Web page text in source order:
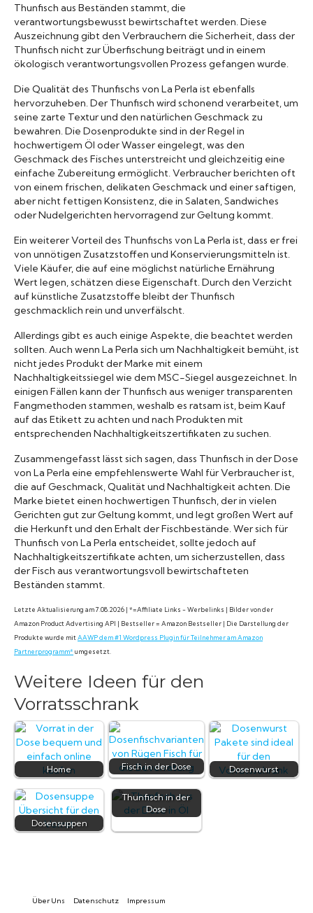
Thunfisch aus Beständen stammt, die
verantwortungsbewusst bewirtschaftet werden. Diese
Auszeichnung gibt den Verbrauchern die Sicherheit, dass der
Thunfisch nicht zur Überfischung beiträgt und in einem
ökologisch verantwortungsvollen Prozess gefangen wurde.
Die Qualität des Thunfischs von La Perla ist ebenfalls
hervorzuheben. Der Thunfisch wird schonend verarbeitet, um
seine zarte Textur und den natürlichen Geschmack zu
bewahren. Die Dosenprodukte sind in der Regel in
hochwertigem Öl oder Wasser eingelegt, was den
Geschmack des Fisches unterstreicht und gleichzeitig eine
einfache Zubereitung ermöglicht. Verbraucher berichten oft
von einem frischen, delikaten Geschmack und einer saftigen,
aber nicht fettigen Konsistenz, die in Salaten, Sandwiches
oder Nudelgerichten hervorragend zur Geltung kommt.
Ein weiterer Vorteil des Thunfischs von La Perla ist, dass er frei
von unnötigen Zusatzstoffen und Konservierungsmitteln ist.
Viele Käufer, die auf eine möglichst natürliche Ernährung
Wert legen, schätzen diese Eigenschaft. Durch den Verzicht
auf künstliche Zusatzstoffe bleibt der Thunfisch
geschmacklich rein und unverfälscht.
Allerdings gibt es auch einige Aspekte, die beachtet werden
sollten. Auch wenn La Perla sich um Nachhaltigkeit bemüht, ist
nicht jedes Produkt der Marke mit einem
Nachhaltigkeitssiegel wie dem MSC-Siegel ausgezeichnet. In
einigen Fällen kann der Thunfisch aus weniger transparenten
Fangmethoden stammen, weshalb es ratsam ist, beim Kauf
auf das Etikett zu achten und nach Produkten mit
entsprechenden Nachhaltigkeitszertifikaten zu suchen.
Zusammengefasst lässt sich sagen, dass Thunfisch in der Dose
von La Perla eine empfehlenswerte Wahl für Verbraucher ist,
die auf Geschmack, Qualität und Nachhaltigkeit achten. Die
Marke bietet einen hochwertigen Thunfisch, der in vielen
Gerichten gut zur Geltung kommt, und legt großen Wert auf
die Herkunft und den Erhalt der Fischbestände. Wer sich für
Thunfisch von La Perla entscheidet, sollte jedoch auf
Nachhaltigkeitszertifikate achten, um sicherzustellen, dass
der Fisch aus verantwortungsvoll bewirtschafteten
Beständen stammt.
Letzte Aktualisierung am 7.08.2026 | *=Affiliate Links - Werbelinks | Bilder von der
Amazon Product Advertising API | Bestseller = Amazon Bestseller | Die Darstellung der
Produkte wurde mitAAWP dem #1 Wordpress Plugin für Teilnehmer am Amazon
Partnerprogramm*umgesetzt.
Weitere Ideen für den
Vorratsschrank
Home Fisch in der Dose Dosenwurst
Dosensuppen
Thunfisch in der
Dose
Über Uns Datenschutz Impressum